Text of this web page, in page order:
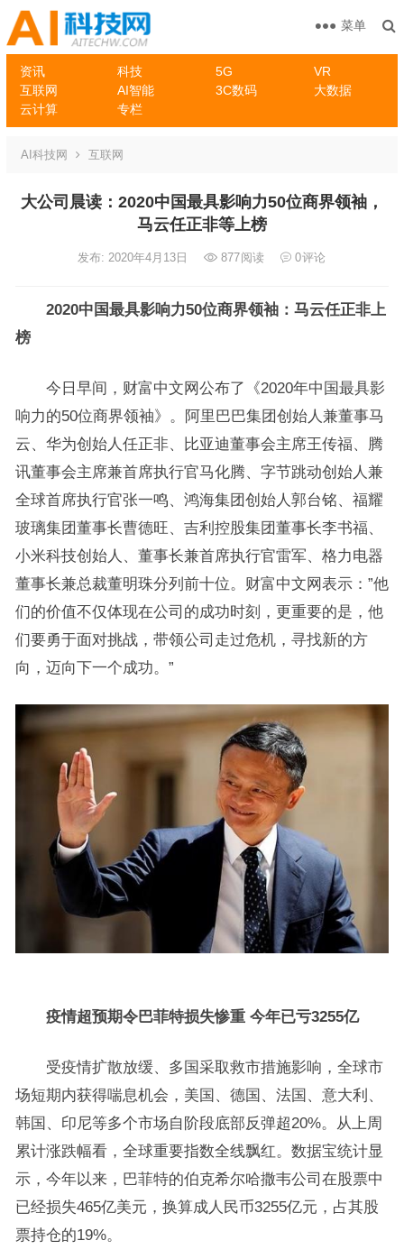
资讯 科技 5G
VR
互联网
AI智能 3C数码
大数据
云计算
专栏
菜单
AI科技网 互联网
大公司晨读：2020中国最具影响力50位商界领袖，
马云任正非等上榜
发布: 2020年4月13日 877阅读 0评论
2020中国最具影响力50位商界领袖：马云任正非上
榜
今日早间，财富中文网公布了《2020年中国最具影
响力的50位商界领袖》。阿里巴巴集团创始人兼董事马
云、华为创始人任正非、比亚迪董事会主席王传福、腾
讯董事会主席兼首席执行官马化腾、字节跳动创始人兼
全球首席执行官张一鸣、鸿海集团创始人郭台铭、福耀
玻璃集团董事长曹德旺、吉利控股集团董事长李书福、
小米科技创始人、董事长兼首席执行官雷军、格力电器
董事长兼总裁董明珠分列前十位。财富中文网表示：”他
们的价值不仅体现在公司的成功时刻，更重要的是，他
们要勇于面对挑战，带领公司走过危机，寻找新的方
向，迈向下一个成功。”
疫情超预期令巴菲特损失惨重 今年已亏3255亿
受疫情扩散放缓、多国采取救市措施影响，全球市
场短期内获得喘息机会，美国、德国、法国、意大利、
韩国、印尼等多个市场自阶段底部反弹超20%。从上周
累计涨跌幅看，全球重要指数全线飘红。数据宝统计显
示，今年以来，巴菲特的伯克希尔哈撒韦公司在股票中
已经损失465亿美元，换算成人民币3255亿元，占其股
票持仓的19%。